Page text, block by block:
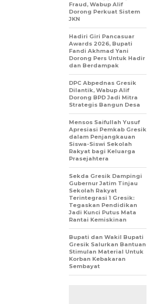
Fraud, Wabup Alif
Dorong Perkuat Sistem
JKN
Hadiri Giri Pancasuar
Awards 2026, Bupati
Fandi Akhmad Yani
Dorong Pers Untuk Hadir
dan Berdampak
DPC Abpednas Gresik
Dilantik, Wabup Alif
Dorong BPD Jadi Mitra
Strategis Bangun Desa
Mensos Saifullah Yusuf
Apresiasi Pemkab Gresik
dalam Penjangkauan
Siswa-Siswi Sekolah
Rakyat bagi Keluarga
Prasejahtera
Sekda Gresik Dampingi
Gubernur Jatim Tinjau
Sekolah Rakyat
Terintegrasi 1 Gresik:
Tegaskan Pendidikan
Jadi Kunci Putus Mata
Rantai Kemiskinan
Bupati dan Wakil Bupati
Gresik Salurkan Bantuan
Stimulan Material Untuk
Korban Kebakaran
Sembayat